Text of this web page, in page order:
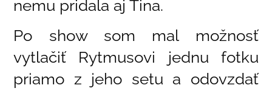
nemu pridala aj Tina.
Po show som mal možnosť
vytlačiť Rytmusovi jednu fotku
priamo z jeho setu a odovzdať